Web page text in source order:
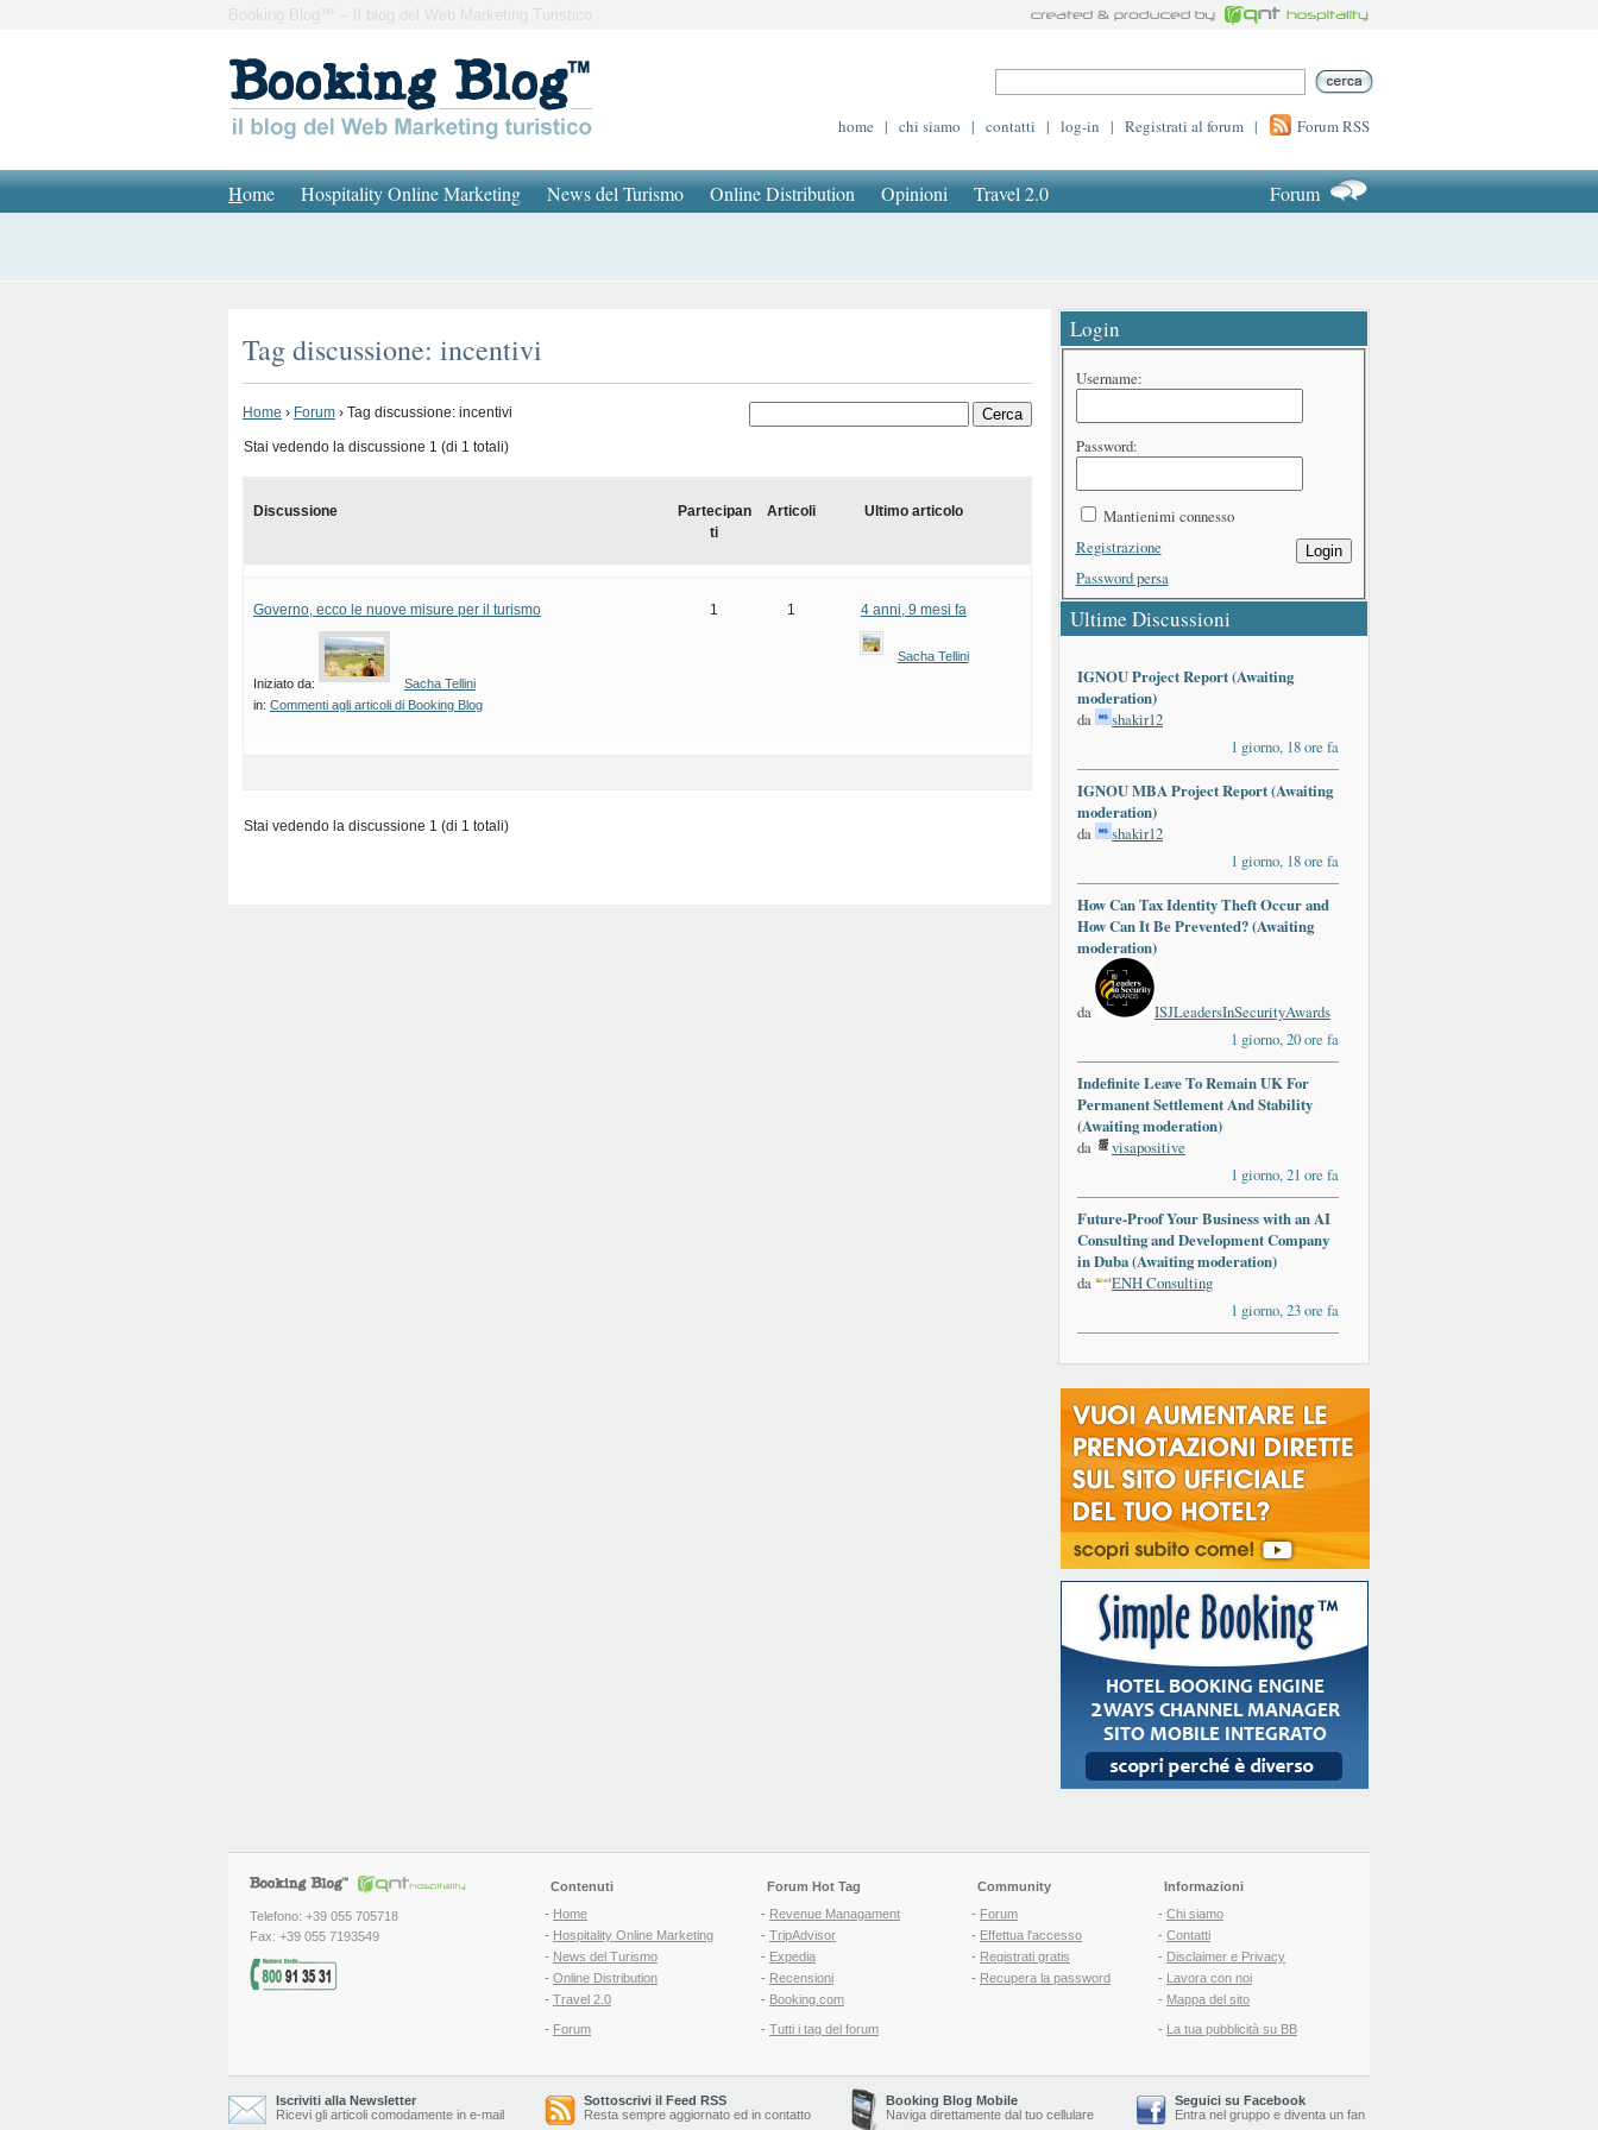
Booking Blog™ – Il blog del Web Marketing Turistico
home | chi siamo | contatti | log-in | Registrati al forum | Forum RSS
Home Hospitality Online Marketing News del Turismo Online Distribution Opinioni Travel 2.0 Forum
Tag discussione: incentivi
Home › Forum › Tag discussione: incentivi
Stai vedendo la discussione 1 (di 1 totali)
Discussione
Partecipan
ti
Articoli Ultimo articolo
Governo, ecco le nuove misure per il turismo
Iniziato da:
Sacha Tellini
in: Commenti agli articoli di Booking Blog
1 1 4 anni, 9 mesi fa
Sacha Tellini
Stai vedendo la discussione 1 (di 1 totali)
Login
Username:
Password:
Mantienimi connesso
Login
Registrazione
Password persa
Ultime Discussioni
IGNOU Project Report (Awaiting
moderation)
da
shakir12
1 giorno, 18 ore fa
IGNOU MBA Project Report (Awaiting
moderation)
da
shakir12
1 giorno, 18 ore fa
How Can Tax Identity Theft Occur and
How Can It Be Prevented? (Awaiting
moderation)
da
ISJLeadersInSecurityAwards
1 giorno, 20 ore fa
Indefinite Leave To Remain UK For
Permanent Settlement And Stability
(Awaiting moderation)
da
visapositive
1 giorno, 21 ore fa
Future-Proof Your Business with an AI
Consulting and Development Company
in Duba (Awaiting moderation)
da
ENH Consulting
1 giorno, 23 ore fa
Telefono: +39 055 705718
Fax: +39 055 7193549
Contenuti
- Home
- Hospitality Online Marketing
- News del Turismo
- Online Distribution
- Travel 2.0
- Forum
Forum Hot Tag
- Revenue Managament
- TripAdvisor
- Expedia
- Recensioni
- Booking.com
- Tutti i tag del forum
Community
- Forum
- Effettua l'accesso
- Registrati gratis
- Recupera la password
Informazioni
- Chi siamo
- Contatti
- Disclaimer e Privacy
- Lavora con noi
- Mappa del sito
- La tua pubblicità su BB
Iscriviti alla Newsletter
Ricevi gli articoli comodamente in e-mail
Sottoscrivi il Feed RSS
Resta sempre aggiornato ed in contatto
Booking Blog Mobile
Naviga direttamente dal tuo cellulare
Seguici su Facebook
Entra nel gruppo e diventa un fan